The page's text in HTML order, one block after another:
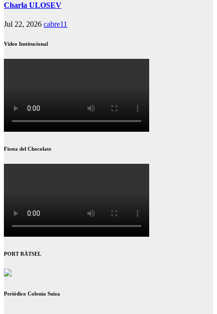
Charla ULOSEV
Jul 22, 2026 cabre11
Video Institucional
Fiesta del Chocolate
PORT RÄTSEL
Periódico Colonia Suiza